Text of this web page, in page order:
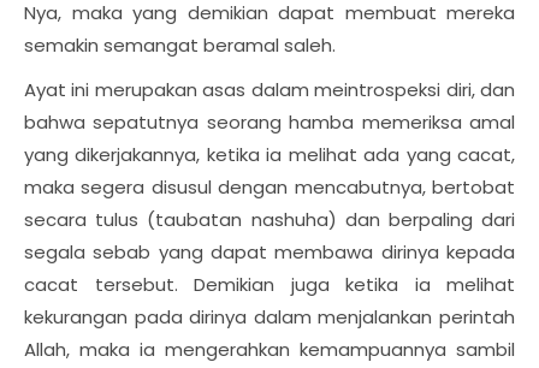
Nya, maka yang demikian dapat membuat mereka
semakin semangat beramal saleh.
Ayat ini merupakan asas dalam meintrospeksi diri, dan
bahwa sepatutnya seorang hamba memeriksa amal
yang dikerjakannya, ketika ia melihat ada yang cacat,
maka segera disusul dengan mencabutnya, bertobat
secara tulus (taubatan nashuha) dan berpaling dari
segala sebab yang dapat membawa dirinya kepada
cacat tersebut. Demikian juga ketika ia melihat
kekurangan pada dirinya dalam menjalankan perintah
Allah, maka ia mengerahkan kemampuannya sambil